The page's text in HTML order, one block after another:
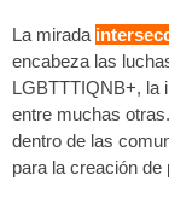
La mirada
encabeza las
LGBTTTIQNB+, la
entre muchas
dentro de las
para la creación